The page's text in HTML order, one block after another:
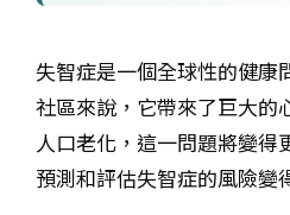
失智症是一個全球性的健康
社區來說，它帶來了巨大的
人口老化，這一問題將變得
預測和評估失智症的風險變